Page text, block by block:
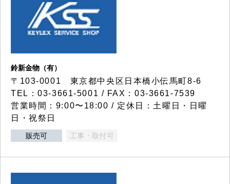
鈴新金物（有）
〒103-0001 東京都中央区日本橋小伝馬町8-6
TEL：03-3661-5001 / FAX：03-3661-7539
営業時間：9:00〜18:00 / 定休日：土曜日・日曜
日・祝祭日
販売可 工事・取付可